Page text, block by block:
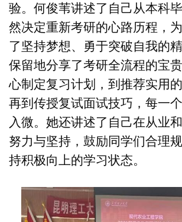
验。何俊苇讲述了自己从本科
然决定重新考研的心路历程，
了坚持梦想、勇于突破自我的
保留地分享了考研全流程的宝
心制定复习计划，到推荐实用
再到传授复试面试技巧，每一
入微。她还讲述了自己在从业
努力与坚持，鼓励同学们合理
持积极向上的学习状态。